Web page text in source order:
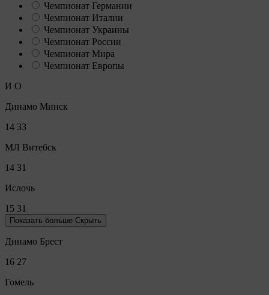
Чемпионат Германии
Чемпионат Италии
Чемпионат Украины
Чемпионат России
Чемпионат Мира
Чемпионат Европы
И О
Динамо Минск
14 33
МЛ Витебск
14 31
Ислочь
15 31
Показать больше Скрыть
Динамо Брест
16 27
Гомель